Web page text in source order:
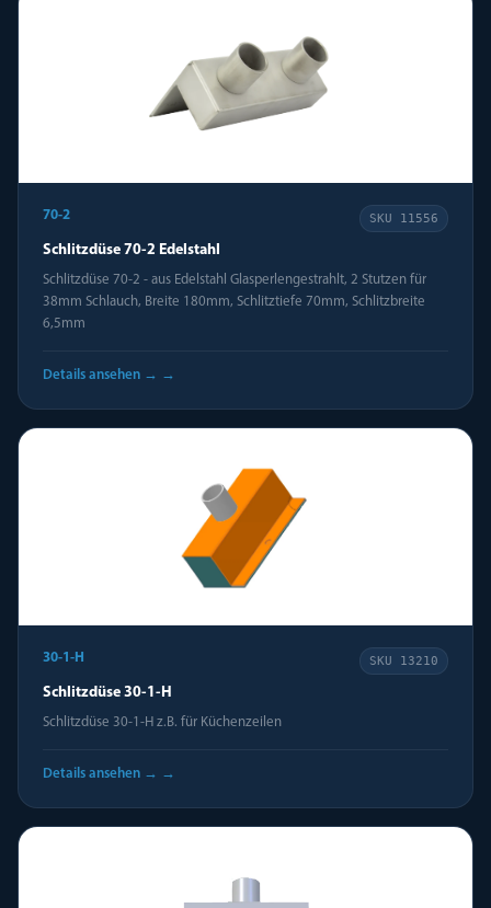
70-2 SKU 11556
Schlitzdüse 70-2 Edelstahl
Schlitzdüse 70-2 - aus Edelstahl Glasperlengestrahlt, 2 Stutzen für
38mm Schlauch, Breite 180mm, Schlitztiefe 70mm, Schlitzbreite
6,5mm
Details ansehen → →
30-1-H SKU 13210
Schlitzdüse 30-1-H
Schlitzdüse 30-1-H z.B. für Küchenzeilen
Details ansehen → →